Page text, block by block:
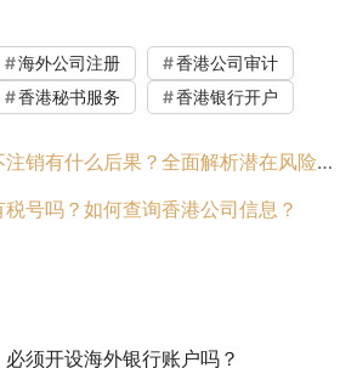
海外公司注册
香港公司审计
香港秘书服务 香港银行开户
销有什么后果？全面解析潜在风险与影响
号吗？如何查询香港公司信息？
须开设海外银行账户吗？